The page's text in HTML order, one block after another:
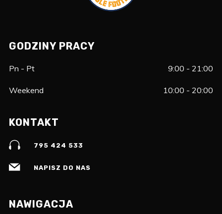
GODZINY PRACY
Pn - Pt 9:00 - 21:00
Weekend 10:00 - 20:00
KONTAKT
795 424 533
NAPISZ DO NAS
NAWIGACJA